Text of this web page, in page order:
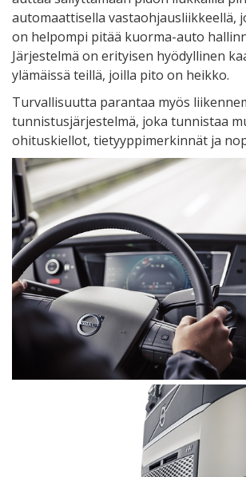
automaattisella vastaohjausliikkeellä,
on helpompi pitää kuorma-auto
Järjestelmä on erityisen hyödyllinen
ylämäissä teillä, joilla pito on heikko.
Turvallisuutta parantaa myös
tunnistusjärjestelmä, joka tunnistaa
ohituskiellot, tietyyppimerkinnät ja